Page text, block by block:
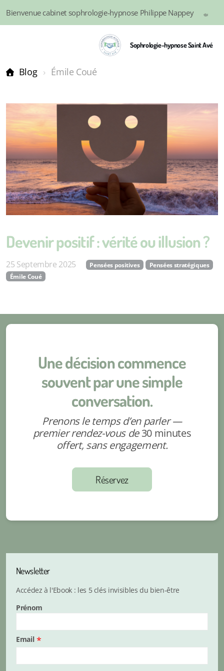
Bienvenue cabinet sophrologie-hypnose Philippe Nappey
Sophrologie-hypnose Saint Avé
Blog Émile Coué
Devenir positif : vérité ou illusion ?
25 Septembre 2025 Pensées positives
Pensées stratégiques
Émile Coué
Une décision commence
souvent par une simple
conversation.
Prenons le temps d’en parler —
premier rendez-vous de30 minutes
offert, sans engagement.
Réservez
Newsletter
Accédez à l'Ebook : les 5 clés invisibles du bien-être
Prénom
Email*